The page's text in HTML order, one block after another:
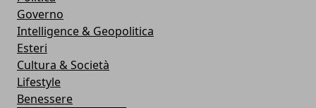
Governo
Intelligence & Geopolitica
Esteri
Cultura & Società
Lifestyle
Benessere